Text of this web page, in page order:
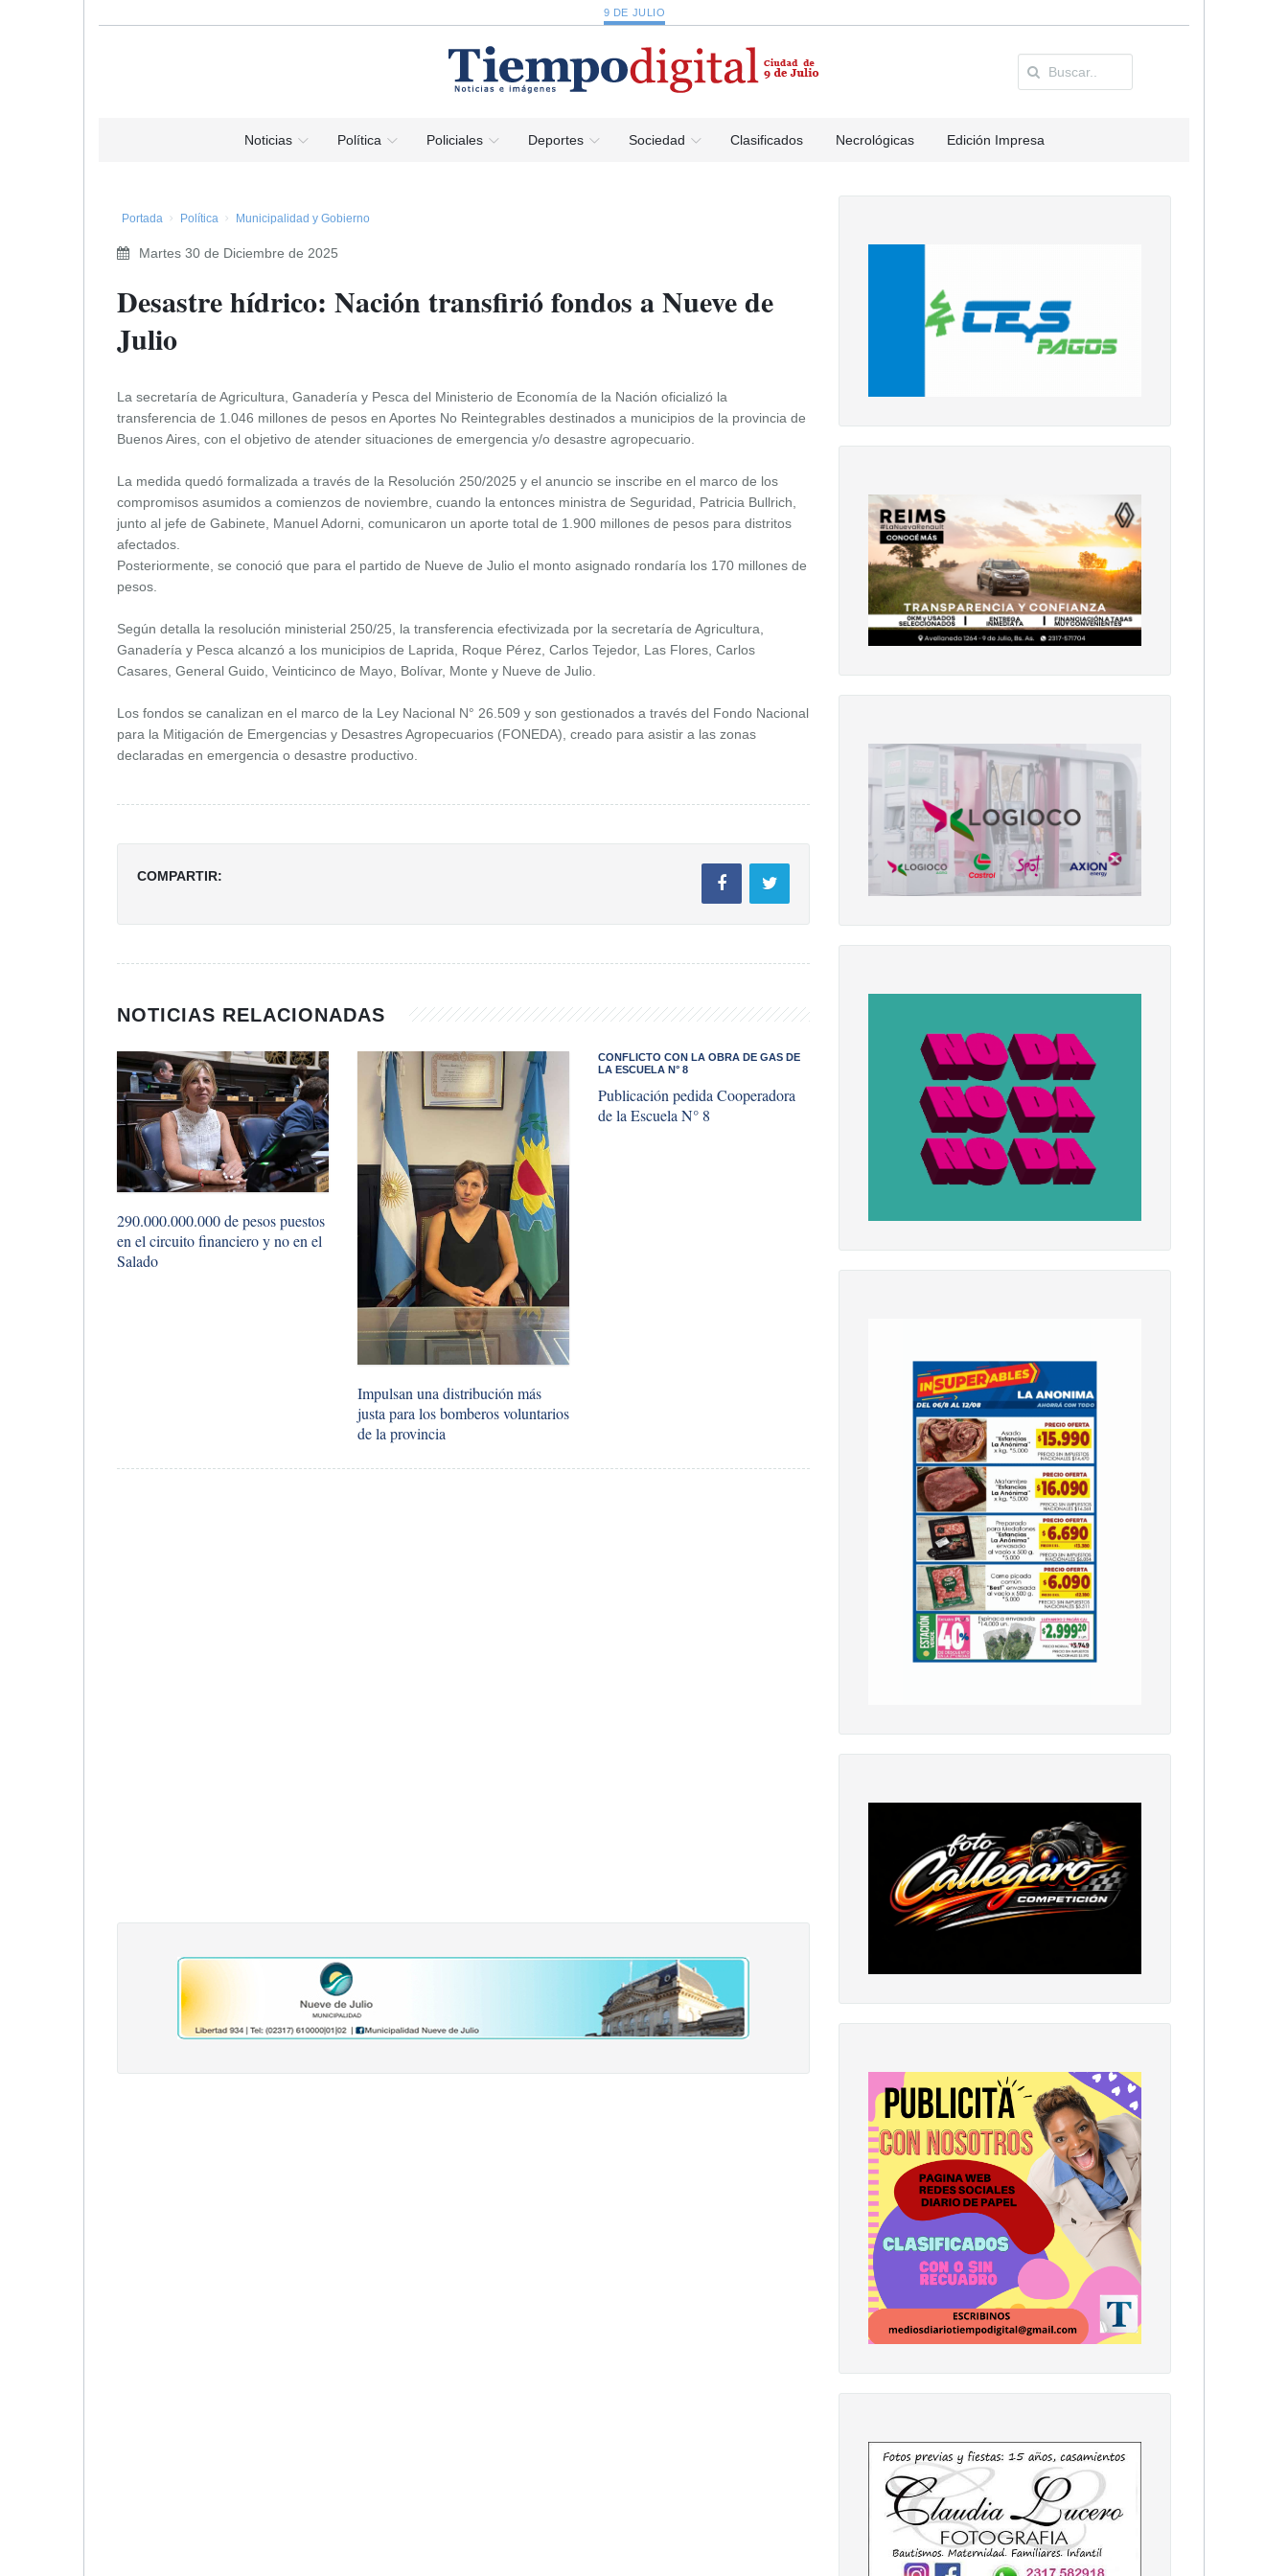
9 DE JULIO
Noticias Política Policiales Deportes Sociedad Clasificados Necrológicas Edición Impresa
Portada Política Municipalidad y Gobierno
Martes 30 de Diciembre de 2025
​Desastre hídrico: Nación transfirió fondos a Nueve de
Julio
La secretaría de Agricultura, Ganadería y Pesca del Ministerio de Economía de la Nación oficializó la
transferencia de 1.046 millones de pesos en Aportes No Reintegrables destinados a municipios de la provincia de
Buenos Aires, con el objetivo de atender situaciones de emergencia y/o desastre agropecuario.
La medida quedó formalizada a través de la Resolución 250/2025 y el anuncio se inscribe en el marco de los
compromisos asumidos a comienzos de noviembre, cuando la entonces ministra de Seguridad, Patricia Bullrich,
junto al jefe de Gabinete, Manuel Adorni, comunicaron un aporte total de 1.900 millones de pesos para distritos
afectados.
Posteriormente, se conoció que para el partido de Nueve de Julio el monto asignado rondaría los 170 millones de
pesos.
Según detalla la resolución ministerial 250/25, la transferencia efectivizada por la secretaría de Agricultura,
Ganadería y Pesca alcanzó a los municipios de Laprida, Roque Pérez, Carlos Tejedor, Las Flores, Carlos
Casares, General Guido, Veinticinco de Mayo, Bolívar, Monte y Nueve de Julio.
Los fondos se canalizan en el marco de la Ley Nacional N° 26.509 y son gestionados a través del Fondo Nacional
para la Mitigación de Emergencias y Desastres Agropecuarios (FONEDA), creado para asistir a las zonas
declaradas en emergencia o desastre productivo.
COMPARTIR:
NOTICIAS RELACIONADAS
290.000.000.000 de pesos puestos
en el circuito financiero y no en el
Salado
Impulsan una distribución más
justa para los bomberos voluntarios
de la provincia
CONFLICTO CON LA OBRA DE GAS DE
LA ESCUELA N° 8
Publicación pedida Cooperadora
de la Escuela N° 8